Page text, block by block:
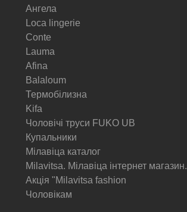
Ангела
Loca lingerie
Conte
Lauma
Afina
Balaloum
Термобілизна
Kifa
Чоловічі труси FUKO UB
Купальники
Мілавіца каталог
Milavitsa. Мілавіца інтернет магазин.
Акція "Milavitsa fashion
Чоловікам